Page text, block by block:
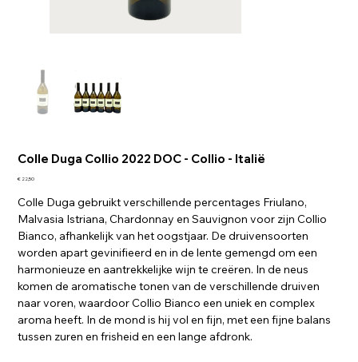
Colle Duga Collio 2022 DOC - Collio - Italië
Prijs
€ 22,50
Colle Duga gebruikt verschillende percentages Friulano,
Malvasia Istriana, Chardonnay en Sauvignon voor zijn Collio
Bianco, afhankelijk van het oogstjaar. De druivensoorten
worden apart gevinifieerd en in de lente gemengd om een
harmonieuze en aantrekkelijke wijn te creëren. In de neus
komen de aromatische tonen van de verschillende druiven
naar voren, waardoor Collio Bianco een uniek en complex
aroma heeft. In de mond is hij vol en fijn, met een fijne balans
tussen zuren en frisheid en een lange afdronk.